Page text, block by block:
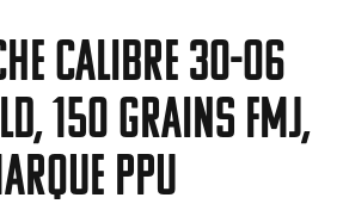
calibre 30-06
150 grains FMJ,
PPU